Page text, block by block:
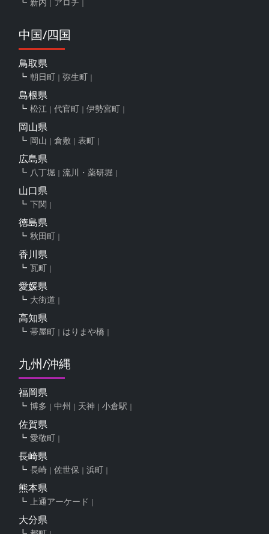
中国/四国
鳥取県
朝日町 弥生町
島根県
松江 代官町 伊勢宮町
岡山県
岡山 倉敷 表町
広島県
八丁堀 流川・薬研堀
山口県
下関
徳島県
秋田町
香川県
瓦町
愛媛県
大街道
高知県
帯屋町 はりまや橋
九州/沖縄
福岡県
博多 中州 天神 小倉駅
佐賀県
愛敬町
長崎県
長崎 佐世保 浜町
熊本県
上通アーケード
大分県